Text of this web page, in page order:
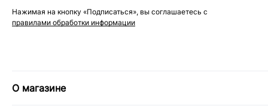
Нажимая на кнопку «Подписаться», вы соглашаетесь с
правилами обработки информации
О магазине